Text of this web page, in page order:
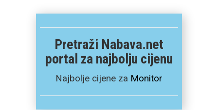
Pretraži Nabava.net
portal za najbolju cijenu
Najbolje cijene za Monitor